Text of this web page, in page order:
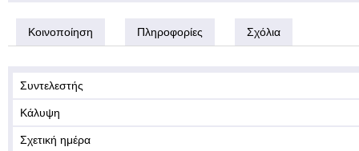
Κοινοποίηση Πληροφορίες Σχόλια
Συντελεστής
Κάλυψη
Σχετική ημέρα